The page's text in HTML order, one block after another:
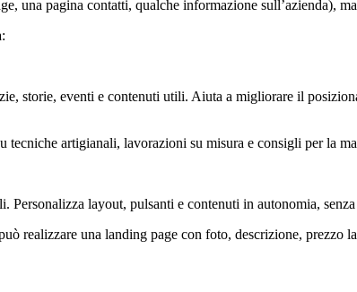
una pagina contatti, qualche informazione sull’azienda),
storie, eventi e contenuti utili. Aiuta a migliorare il
tecniche artigianali, lavorazioni su misura e consigli per la
layout, pulsanti e contenuti in autonomia,
realizzare una landing page con foto, descrizione, prezzo